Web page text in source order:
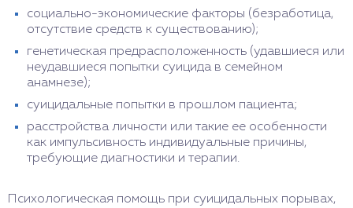
социально-экономические факторы (безработица,
отсутствие средств к существованию);
генетическая предрасположенность (удавшиеся или
неудавшиеся попытки суицида в семейном
анамнезе);
суицидальные попытки в прошлом пациента;
расстройства личности или такие ее особенности
как импульсивность индивидуальные причины,
требующие диагностики и терапии.
Психологическая помощь при суицидальных порывах,